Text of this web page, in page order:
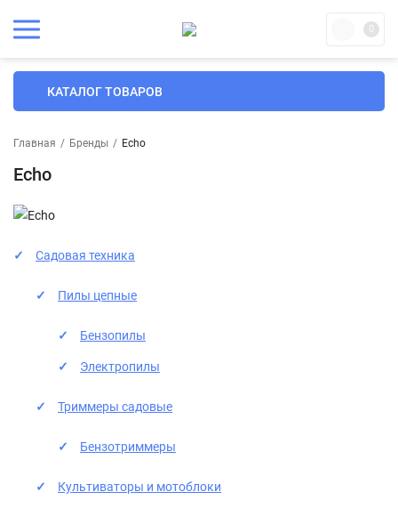
0
КАТАЛОГ ТОВАРОВ
Главная / Бренды / Echo
Echo
Садовая техника
Пилы цепные
Бензопилы
Электропилы
Триммеры садовые
Бензотриммеры
Культиваторы и мотоблоки